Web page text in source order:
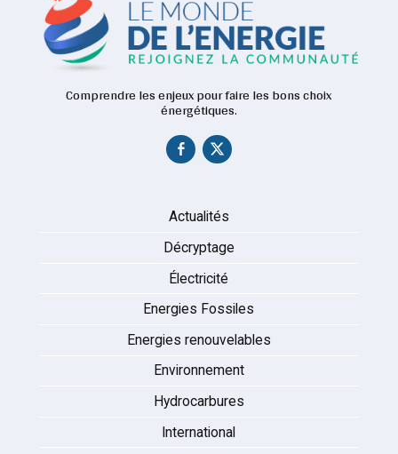
Comprendre les enjeux pour faire les bons choix
énergétiques.
Actualités
Décryptage
Électricité
Energies Fossiles
Energies renouvelables
Environnement
Hydrocarbures
International